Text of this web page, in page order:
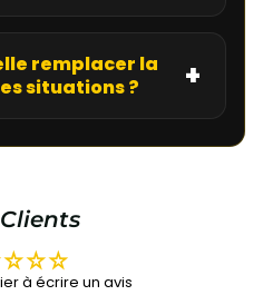
remplacer la
situations ?
à écrire un avis